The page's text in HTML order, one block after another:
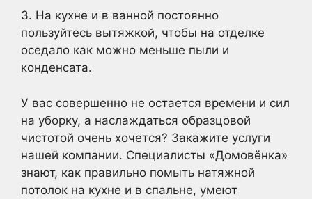
3. На кухне и в ванной постоянно
пользуйтесь вытяжкой, чтобы на отделке
оседало как можно меньше пыли и
конденсата.
У вас совершенно не остается времени и сил
на уборку, а наслаждаться образцовой
чистотой очень хочется? Закажите услуги
нашей компании. Специалисты «Домовёнка»
знают, как правильно помыть натяжной
потолок на кухне и в спальне, умеют